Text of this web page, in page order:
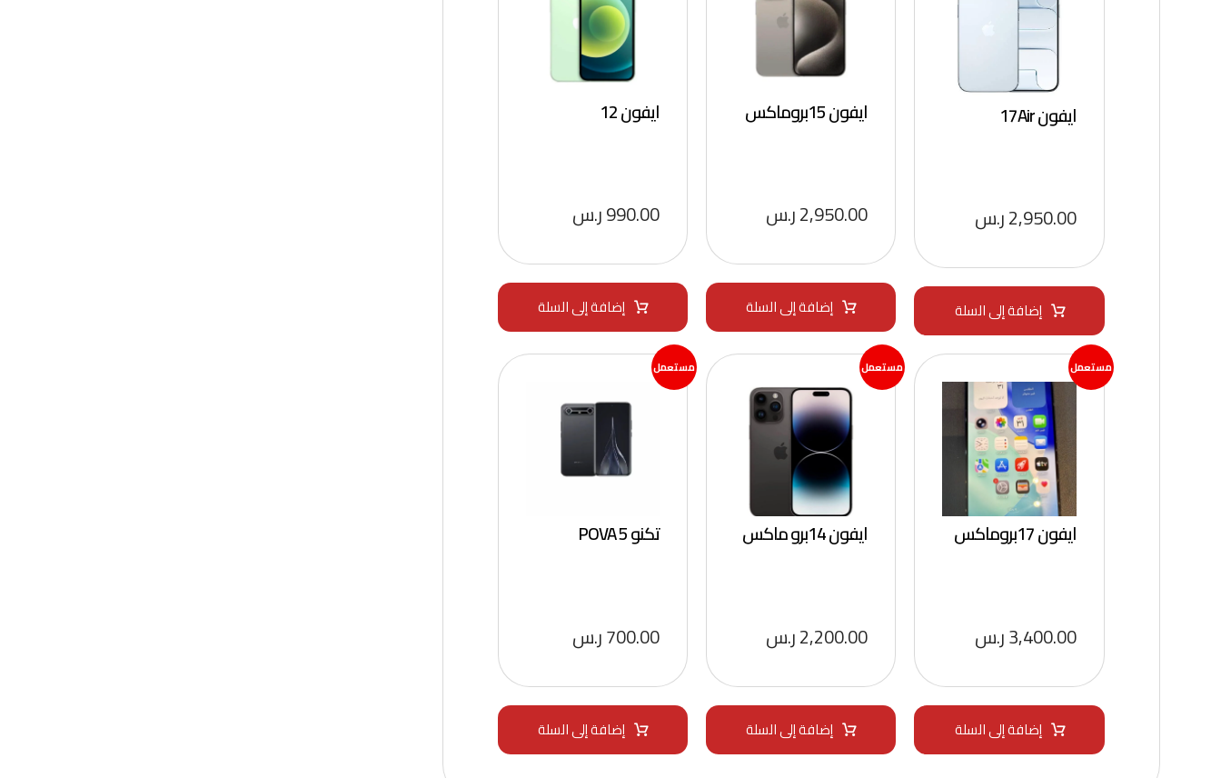
ايفون 17Air
2,950.00ر.س
إضافة إلى السلة
ايفون 15بروماكس
2,950.00ر.س
إضافة إلى السلة
ايفون 12
990.00ر.س
إضافة إلى السلة
مستعمل
ايفون 17بروماكس
3,400.00ر.س
إضافة إلى السلة
مستعمل
ايفون 14برو ماكس
2,200.00ر.س
إضافة إلى السلة
مستعمل
تكنو POVA 5
700.00ر.س
إضافة إلى السلة